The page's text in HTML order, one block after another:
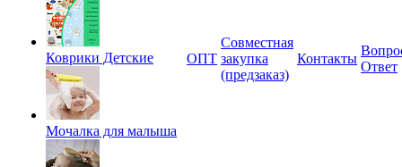
Коврики Детские
Мочалка для малыша
ОПТ
Совместная
закупка
(предзаказ)
Контакты
Ответ